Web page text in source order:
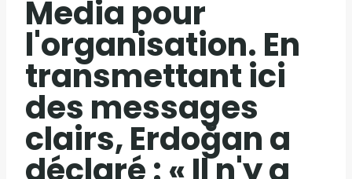
Media pour
l'organisation. En
transmettant ici
des messages
clairs, Erdoğan a